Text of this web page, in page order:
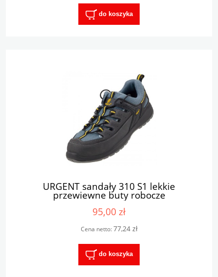
do koszyka
URGENT sandały 310 S1 lekkie
przewiewne buty robocze
95,00 zł
Cena netto:77,24 zł
do koszyka